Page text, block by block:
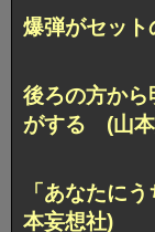
爆弾がセッ
後ろの方から
がする (山
「あなたに
本妄想社)